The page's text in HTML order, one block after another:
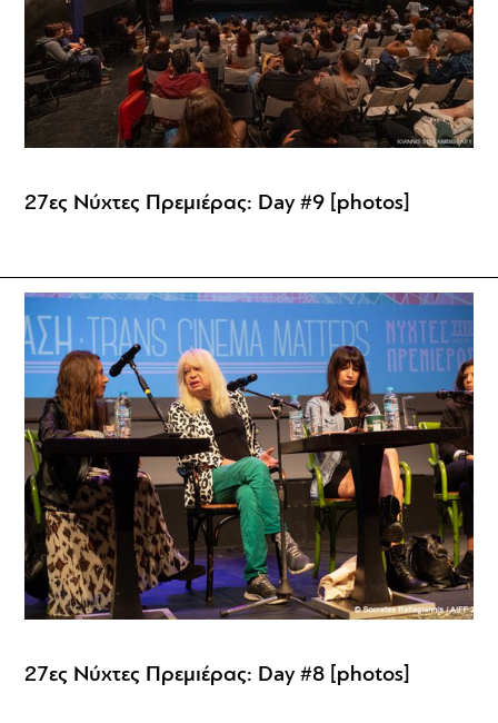
27ες Νύχτες Πρεμιέρας: Day #9 [photos]
27ες Νύχτες Πρεμιέρας: Day #8 [photos]